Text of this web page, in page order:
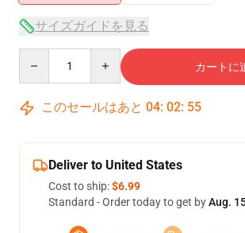
サイズガイドを見る
カートに
このセールはあと 04: 02: 54
Deliver to United States
Cost to ship:$6.99
Standard - Order today to get byAug.